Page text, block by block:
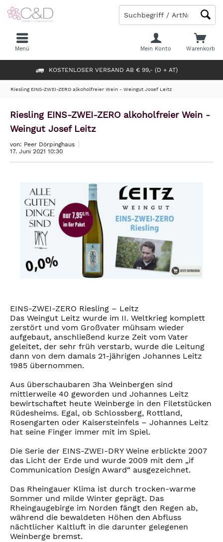
KOSTENLOSER VERSAND AB € 99,- (D + AT)
Warenkorb
Mein Konto
Menü
Riesling EINS-ZWEI-ZERO alkoholfreier Wein - Weingut Josef Leitz
Riesling EINS-ZWEI-ZERO alkoholfreier Wein -
Weingut Josef Leitz
von: Peer Dörpinghaus
17. Juni 2021 10:30
EINS-ZWEI-ZERO Riesling – Leitz
Das Weingut Leitz wurde im II. Weltkrieg komplett
zerstört und vom Großvater mühsam wieder
aufgebaut, anschließend kurze Zeit vom Vater
geleitet, der sehr früh verstarb, wurde die Leitung
dann von dem damals 21-jährigen Johannes Leitz
1985 übernommen.
Aus überschaubaren 3ha Weinbergen sind
mittlerweile 40 geworden und Johannes Leitz
bewirtschaftet heute Weinberge in den Filetstücken
Rüdesheims. Egal, ob Schlossberg, Rottland,
Rosengarten oder Kaisersteinfels – Johannes Leitz
hat seine Finger immer mit im Spiel.
Die Serie der EINS-ZWEI-DRY Weine erblickte 2007
das Licht der Erde und wurde 2009 mit dem „if
Communication Design Award“ ausgezeichnet.
Das Rheingauer Klima ist durch trocken-warme
Sommer und milde Winter geprägt. Das
Rheingaugebirge im Norden fängt den Regen ab,
während die bewaldeten Höhen den Abfluss
nächtlicher Kaltluft in die darunter gelegenen
Weinberge bremst.